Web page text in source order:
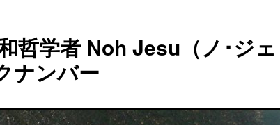
哲学者 Noh Jesu（ノ･ジェ
ナンバー